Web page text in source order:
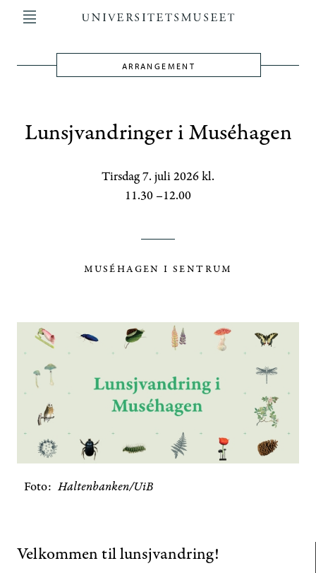
hovedinnhold
Main ARRANGEMENT
Lunsjvandringer i Muséhagen
Tirsdag 7. juli 2026 kl.
11.30 –12.00
MUSÉHAGEN I SENTRUM
Foto Haltenbanken/UiB
Velkommen til lunsjvandring!